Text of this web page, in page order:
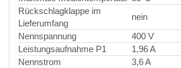
Rückschlagklappe im
Lieferumfang
nein
Nennspannung
400 V
Leistungsaufnahme P1
1,96 A
Nennstrom
3,6 A